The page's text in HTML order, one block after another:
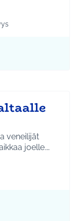
Hyvinvointi ja
veneilijät
joelle.…
Ympäristö